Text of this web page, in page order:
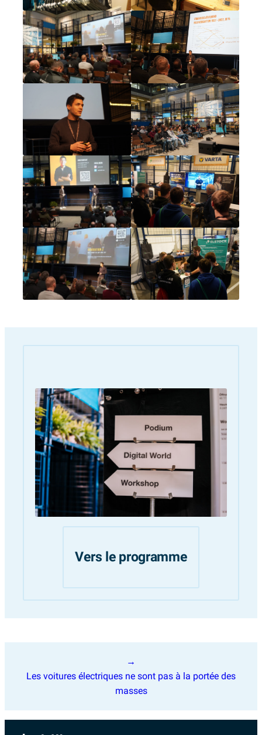
Vers le programme
l’article
Les voitures électriques ne sont pas à la portée des
masses